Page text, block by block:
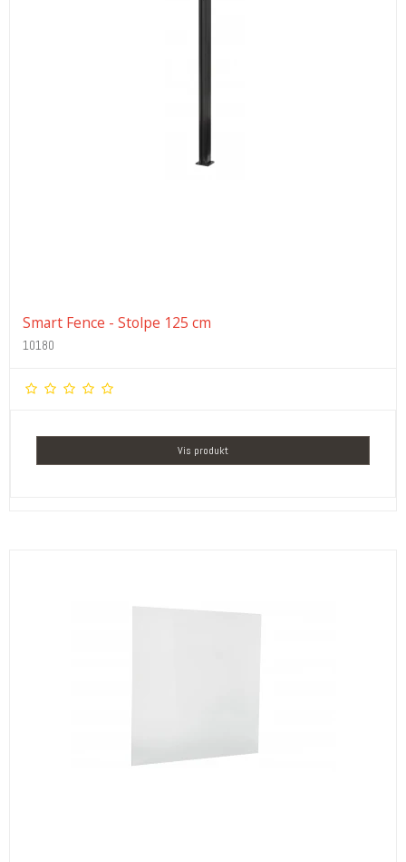
Smart Fence - Stolpe 125 cm
10180
Vis produkt